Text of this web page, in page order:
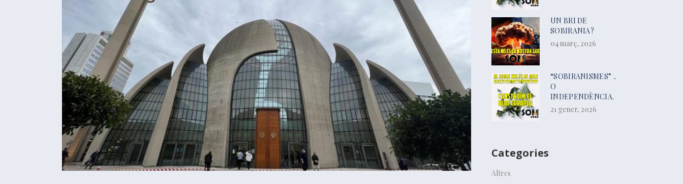
UN BRI DE
SOBIRANIA?
04 març, 2026
“SOBIRANISMES” ..
O
INDEPENDÈNCIA.
21 gener, 2026
Categories
Altres